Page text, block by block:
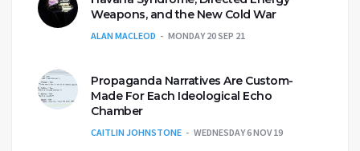
Weapons, and the New Cold War
ALAN MACLEOD MONDAY 20 SEP 21
Propaganda Narratives Are Custom-
Made For Each Ideological Echo
Chamber
CAITLIN JOHNSTONE WEDNESDAY 6 NOV 19